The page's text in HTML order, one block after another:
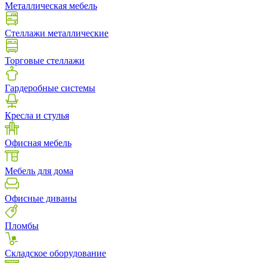
Металлическая мебель
Стеллажи металлические
Торговые стеллажи
Гардеробные системы
Кресла и стулья
Офисная мебель
Мебель для дома
Офисные диваны
Пломбы
Складское оборудование